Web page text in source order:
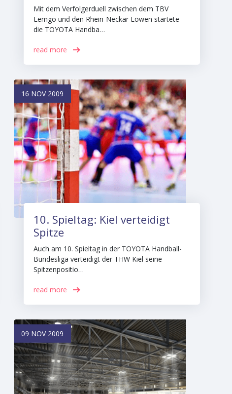
Mit dem Verfolgerduell zwischen dem TBV
Lemgo und den Rhein-Neckar Löwen startete
die TOYOTA Handba…
read more
16 NOV 2009
10. Spieltag: Kiel verteidigt
Spitze
Auch am 10. Spieltag in der TOYOTA Handball-
Bundesliga verteidigt der THW Kiel seine
Spitzenpositio…
read more
09 NOV 2009